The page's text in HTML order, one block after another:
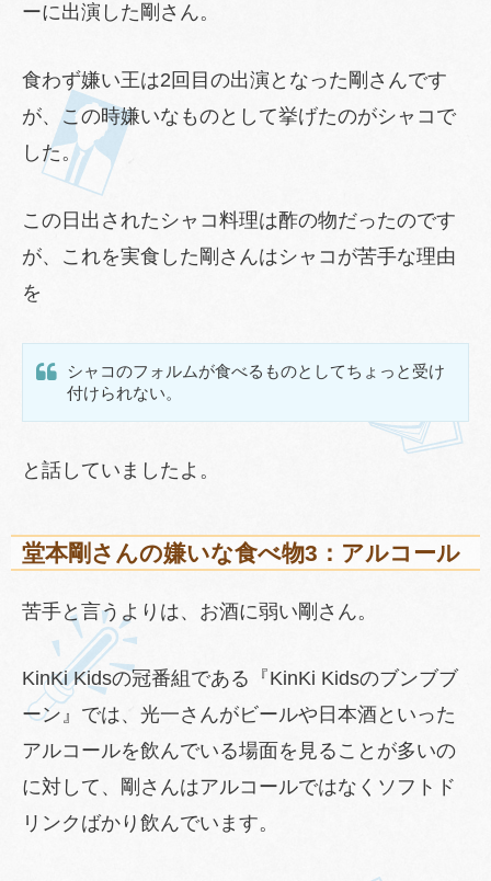
ーに出演した剛さん。
食わず嫌い王は2回目の出演となった剛さんです
が、この時嫌いなものとして挙げたのがシャコで
した。
この日出されたシャコ料理は酢の物だったのです
が、これを実食した剛さんはシャコが苦手な理由
を
シャコのフォルムが食べるものとしてちょっと受け
付けられない。
と話していましたよ。
堂本剛さんの嫌いな食べ物3：アルコール
苦手と言うよりは、お酒に弱い剛さん。
KinKi Kidsの冠番組である『KinKi Kidsのブンブブ
ーン』では、光一さんがビールや日本酒といった
アルコールを飲んでいる場面を見ることが多いの
に対して、剛さんはアルコールではなくソフトド
リンクばかり飲んでいます。